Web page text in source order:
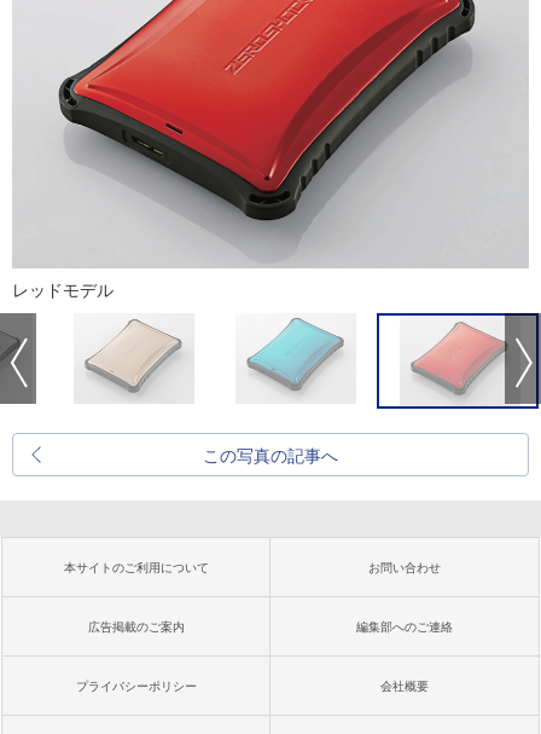
レッドモデル
この写真の記事へ
本サイトのご利用について お問い合わせ
広告掲載のご案内 編集部へのご連絡
プライバシーポリシー 会社概要